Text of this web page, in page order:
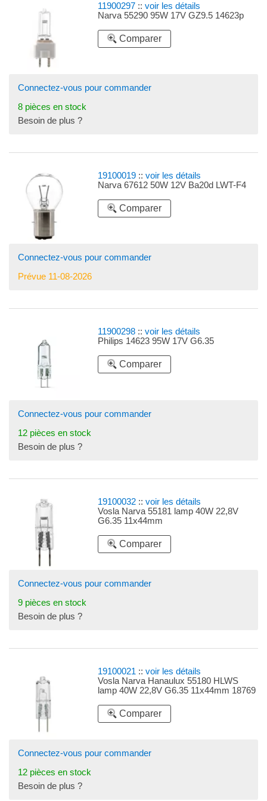
11900297 ::voir les détails
Narva 55290 95W 17V GZ9.5 14623p
Comparer
Connectez-vous pour commander
8 pièces en stock
Besoin de plus ?
19100019 ::voir les détails
Narva 67612 50W 12V Ba20d LWT-F4
Comparer
Connectez-vous pour commander
Prévue 11-08-2026
11900298 ::voir les détails
Philips 14623 95W 17V G6.35
Comparer
Connectez-vous pour commander
12 pièces en stock
Besoin de plus ?
19100032 ::voir les détails
Vosla Narva 55181 lamp 40W 22,8V
G6.35 11x44mm
Comparer
Connectez-vous pour commander
9 pièces en stock
Besoin de plus ?
19100021 ::voir les détails
Vosla Narva Hanaulux 55180 HLWS
lamp 40W 22,8V G6.35 11x44mm 18769
Comparer
Connectez-vous pour commander
12 pièces en stock
Besoin de plus ?